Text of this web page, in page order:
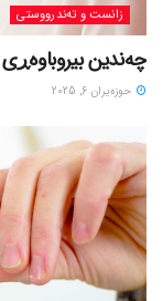
زانست و تەندرووستی
چەندین
حوزه‌یران 6, 2025